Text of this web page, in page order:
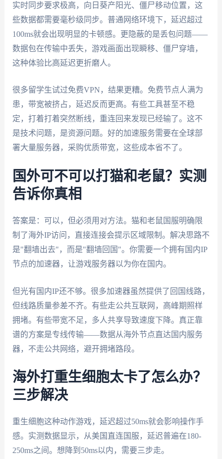
实时同步要求极高，向日葵产阳光、僵尸移动位置，这
些数据都需要毫秒级同步。普通网络环境下，延迟超过
100ms就会出现明显的卡顿感。更隐蔽的是丢包问题——
数据包在传输中丢失，游戏画面出现瞬移、僵尸穿墙，
这种体验比高延迟更折磨人。
很多留学生试过免费VPN，结果更糟。免费节点人满为
患，带宽被挤占，延迟反而更高。有些工具甚至不稳
定，打着打着突然断线，重连回来发现已经输了。这不
是技术问题，是资源问题。好的加速服务需要在全球部
署大量服务器，采购优质带宽，这些成本省不了。
国外可不可以打猫和老鼠？实测
告诉你真相
答案是：可以，但必须用对方法。猫和老鼠国服明确限
制了海外IP访问，直接连接会提示区域限制。解决思路不
是"翻墙出去"，而是"翻墙回国"。你需要一个拥有国内IP
节点的加速器，让游戏服务器以为你在国内。
但光有国内IP还不够。很多加速器虽然提供了回国线路，
但线路质量参差不齐。有些走公共互联网，高峰期照样
拥堵。有些带宽不足，多人共享导致速度下降。真正靠
谱的方案是专线传输——数据从海外节点直达国内服务
器，不走公共网络，避开拥堵路段。
海外打重生细胞太卡了怎么办？
三步解决
重生细胞这种动作游戏，延迟超过50ms就会影响操作手
感。实测数据显示，从美国直连国服，延迟普遍在180-
250ms之间。想降到50ms以内，需要三步走。